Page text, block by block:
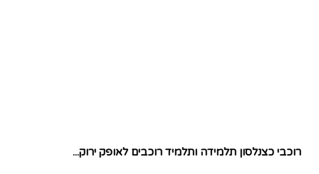
רוכבי כצנלסון תלמידה ותלמיד רוכבים לאופק ירוק...